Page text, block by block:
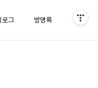
로그 방명록